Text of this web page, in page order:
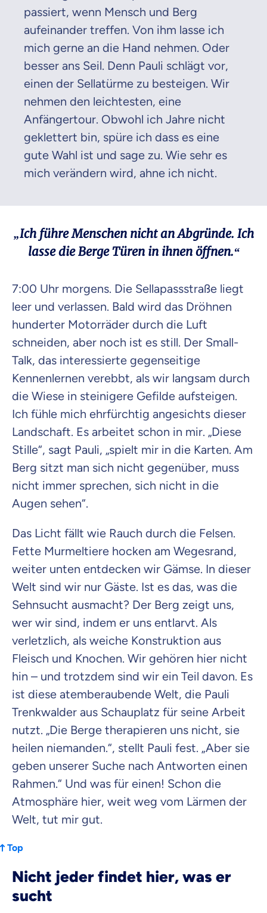
passiert, wenn Mensch und Berg
aufeinander treffen. Von ihm lasse ich
mich gerne an die Hand nehmen. Oder
besser ans Seil. Denn Pauli schlägt vor,
einen der Sellatürme zu besteigen. Wir
nehmen den leichtesten, eine
Anfängertour. Obwohl ich Jahre nicht
geklettert bin, spüre ich dass es eine
gute Wahl ist und sage zu. Wie sehr es
mich verändern wird, ahne ich nicht.
„Ich führe Menschen nicht an Abgründe. Ich
lasse die Berge Türen in ihnen öffnen.“
7:00 Uhr morgens. Die Sellapassstraße liegt
leer und verlassen. Bald wird das Dröhnen
hunderter Motorräder durch die Luft
schneiden, aber noch ist es still. Der Small-
Talk, das interessierte gegenseitige
Kennenlernen verebbt, als wir langsam durch
die Wiese in steinigere Gefilde aufsteigen.
Ich fühle mich ehrfürchtig angesichts dieser
Landschaft. Es arbeitet schon in mir. „Diese
Stille“, sagt Pauli, „spielt mir in die Karten. Am
Berg sitzt man sich nicht gegenüber, muss
nicht immer sprechen, sich nicht in die
Augen sehen“.
Das Licht fällt wie Rauch durch die Felsen.
Fette Murmeltiere hocken am Wegesrand,
weiter unten entdecken wir Gämse. In dieser
Welt sind wir nur Gäste. Ist es das, was die
Sehnsucht ausmacht? Der Berg zeigt uns,
wer wir sind, indem er uns entlarvt. Als
verletzlich, als weiche Konstruktion aus
Fleisch und Knochen. Wir gehören hier nicht
hin – und trotzdem sind wir ein Teil davon. Es
ist diese atemberaubende Welt, die Pauli
Trenkwalder aus Schauplatz für seine Arbeit
nutzt. „Die Berge therapieren uns nicht, sie
heilen niemanden.“, stellt Pauli fest. „Aber sie
geben unserer Suche nach Antworten einen
Rahmen.“ Und was für einen! Schon die
Atmosphäre hier, weit weg vom Lärmen der
Welt, tut mir gut.
Top
Nicht jeder findet hier, was er
sucht